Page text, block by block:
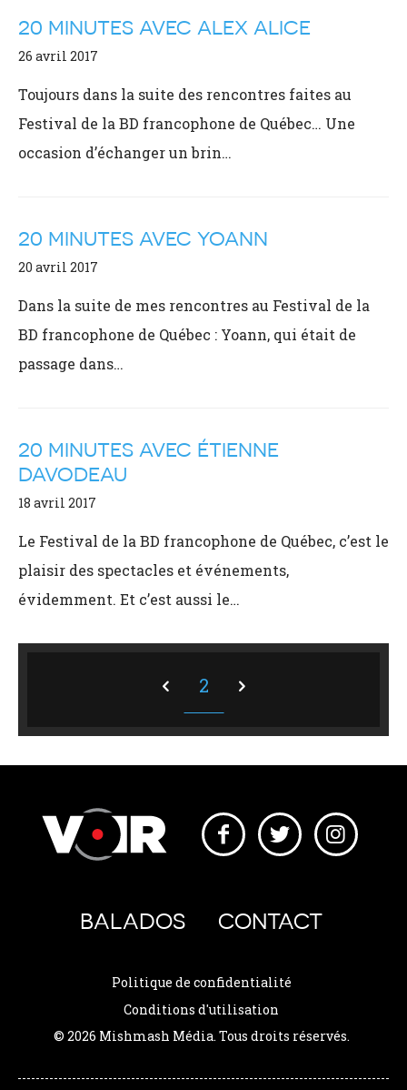
20 MINUTES AVEC ALEX ALICE
26 avril 2017
Toujours dans la suite des rencontres faites au
Festival de la BD francophone de Québec… Une
occasion d’échanger un brin…
20 MINUTES AVEC YOANN
20 avril 2017
Dans la suite de mes rencontres au Festival de la
BD francophone de Québec : Yoann, qui était de
passage dans…
20 MINUTES AVEC ÉTIENNE
DAVODEAU
18 avril 2017
Le Festival de la BD francophone de Québec, c’est le
plaisir des spectacles et événements,
évidemment. Et c’est aussi le…
2
BALADOS CONTACT
Politique de confidentialité
Conditions d'utilisation
© 2026 Mishmash Média. Tous droits réservés.